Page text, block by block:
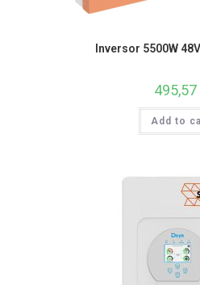
Inversor 5500W
495,57
Add to